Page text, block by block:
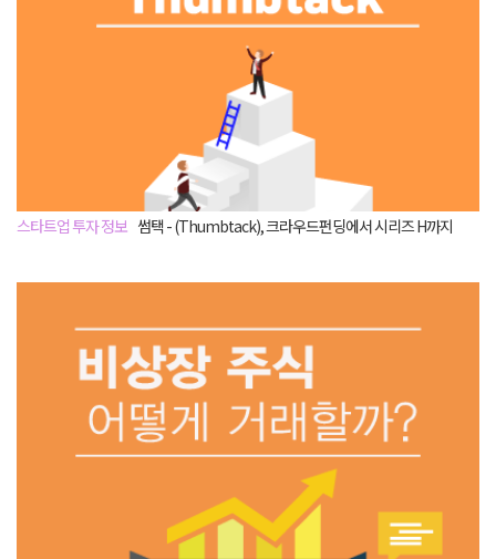
스타트업 투자 정보 썸택 - (Thumbtack), 크라우드펀딩에서 시리즈 H까지